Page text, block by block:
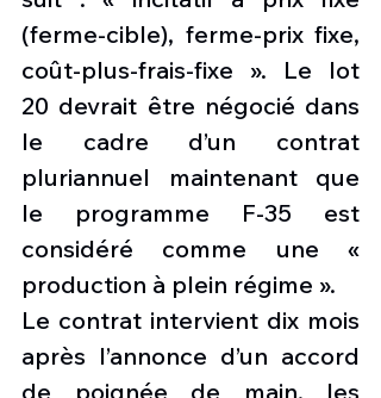
(ferme-cible), ferme-prix fixe,
coût-plus-frais-fixe ». Le lot
20 devrait être négocié dans
le cadre d’un contrat
pluriannuel maintenant que
le programme F-35 est
considéré comme une «
production à plein régime ».
Le contrat intervient dix mois
après l’annonce d’un accord
de poignée de main, les